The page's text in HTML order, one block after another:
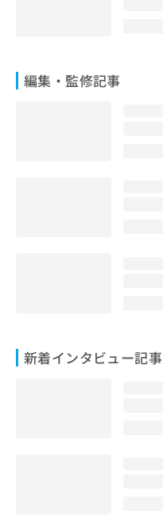
編集・監修記事
新着インタビュー記事